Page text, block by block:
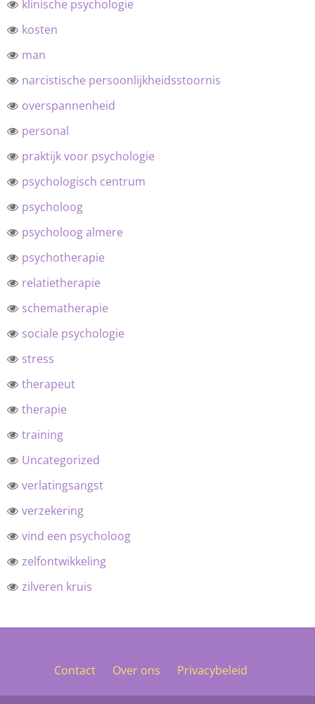
klinische psychologie
kosten
man
narcistische persoonlijkheidsstoornis
overspannenheid
personal
praktijk voor psychologie
psychologisch centrum
psycholoog
psycholoog almere
psychotherapie
relatietherapie
schematherapie
sociale psychologie
stress
therapeut
therapie
training
Uncategorized
verlatingsangst
verzekering
vind een psycholoog
zelfontwikkeling
zilveren kruis
Contact Over ons Privacybeleid